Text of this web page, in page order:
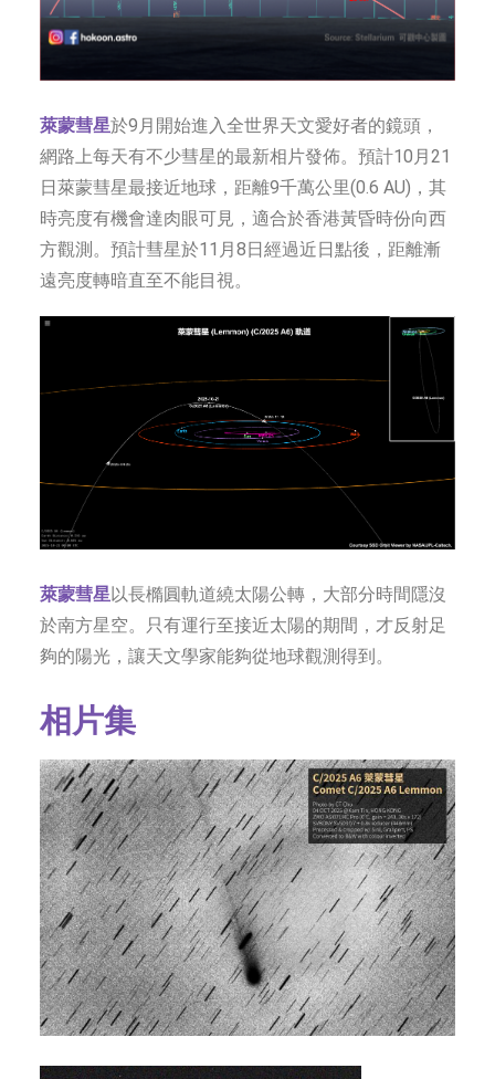
萊蒙彗星於9月開始進入全世界天文愛好者的鏡頭，
網路上每天有不少彗星的最新相片發佈。預計10月21
日萊蒙彗星最接近地球，距離9千萬公里(0.6 AU)，其
時亮度有機會達肉眼可見，適合於香港黃昏時份向西
方觀測。預計彗星於11月8日經過近日點後，距離漸
遠亮度轉暗直至不能目視。
萊蒙彗星以長橢圓軌道繞太陽公轉，大部分時間隱沒
於南方星空。只有運行至接近太陽的期間，才反射足
夠的陽光，讓天文學家能夠從地球觀測得到。
相片集